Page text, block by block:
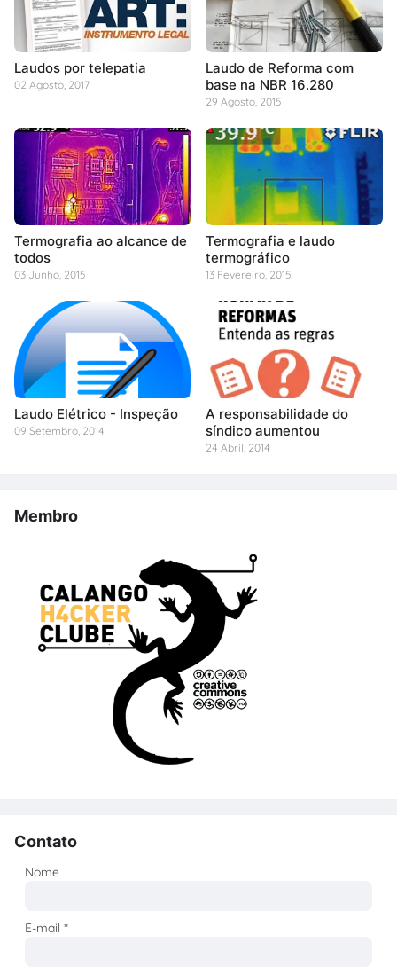
Laudos por telepatia
02 Agosto, 2017
Laudo de Reforma com
base na NBR 16.280
29 Agosto, 2015
Termografia ao alcance de
todos
03 Junho, 2015
Termografia e laudo
termográfico
13 Fevereiro, 2015
Laudo Elétrico - Inspeção
09 Setembro, 2014
A responsabilidade do
síndico aumentou
24 Abril, 2014
Membro
Contato
Nome
E-mail*